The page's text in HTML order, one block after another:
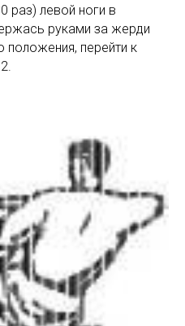
раз) левой ноги в
руками за жерди
положения, перейти к